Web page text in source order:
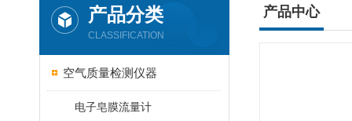
产品分类
CLASSIFICATION
空气质量检测仪器
电子皂膜流量计
产品中心